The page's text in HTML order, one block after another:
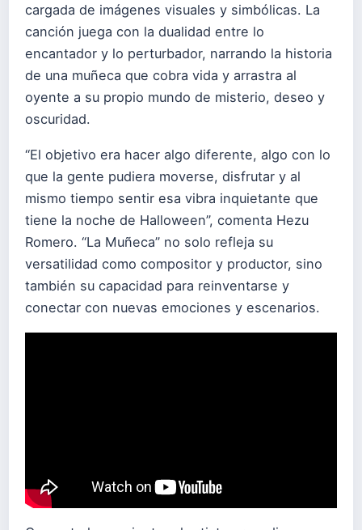
cargada de imágenes visuales y simbólicas. La
canción juega con la dualidad entre lo
encantador y lo perturbador, narrando la historia
de una muñeca que cobra vida y arrastra al
oyente a su propio mundo de misterio, deseo y
oscuridad.
“El objetivo era hacer algo diferente, algo con lo
que la gente pudiera moverse, disfrutar y al
mismo tiempo sentir esa vibra inquietante que
tiene la noche de Halloween”, comenta Hezu
Romero. “La Muñeca” no solo refleja su
versatilidad como compositor y productor, sino
también su capacidad para reinventarse y
conectar con nuevas emociones y escenarios.